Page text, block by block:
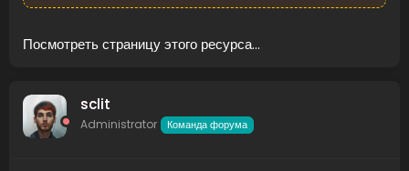
плагина и возрождает их по...
Посмотреть страницу этого ресурса...
sclit
Administrator Команда форума